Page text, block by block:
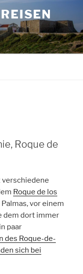
Roque de
verschiedene
Roque de los
vor einem
dem dort immer
paar
des Roque-de-
sich bei